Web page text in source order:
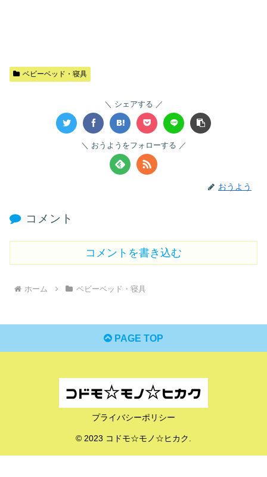
ベビーベッド・寝具
シェアする
おうようをフォローする
おうよう
コメント
コメントを書き込む
ホーム ベビーベッド・寝具
PAGE TOP
プライバシーポリシー
© 2023 コドモ☆モノ☆ヒカク.